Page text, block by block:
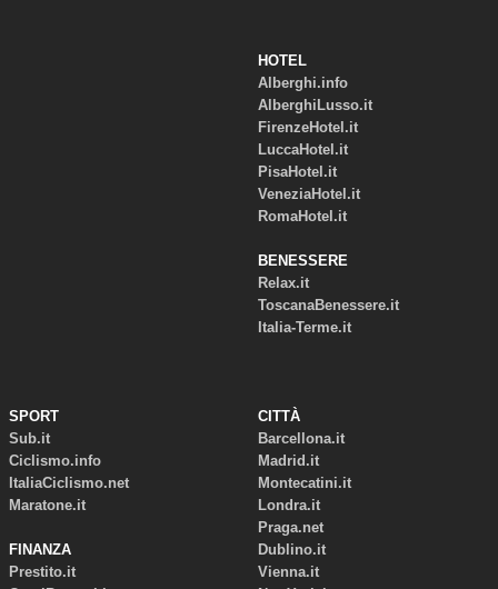
HOTEL
Alberghi.info
AlberghiLusso.it
FirenzeHotel.it
LuccaHotel.it
PisaHotel.it
VeneziaHotel.it
RomaHotel.it
BENESSERE
Relax.it
ToscanaBenessere.it
Italia-Terme.it
SPORT
Sub.it
Ciclismo.info
ItaliaCiclismo.net
Maratone.it
FINANZA
Prestito.it
CITTÀ
Barcellona.it
Madrid.it
Montecatini.it
Londra.it
Praga.net
Dublino.it
Vienna.it